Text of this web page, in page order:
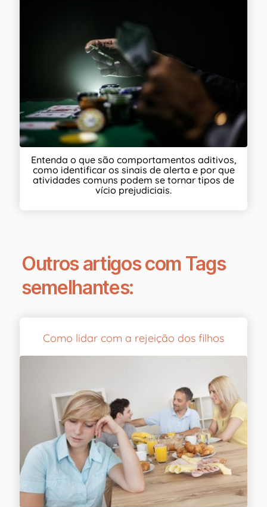
Entenda o que são comportamentos aditivos,
como identificar os sinais de alerta e por que
atividades comuns podem se tornar tipos de
vício prejudiciais.
Outros artigos com Tags
semelhantes:
Como lidar com a rejeição dos filhos